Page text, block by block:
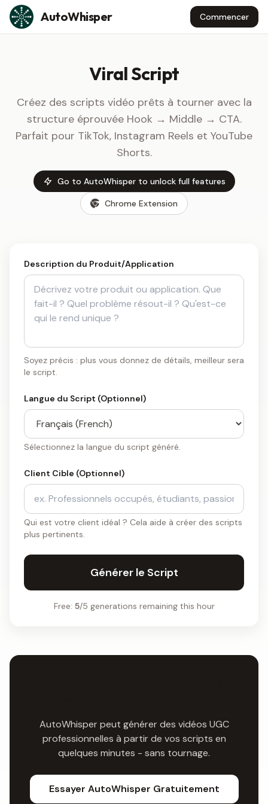
Skip to content
AutoWhisper Commencer
Viral Script
Créez des scripts vidéo prêts à tourner avec la
structure éprouvée Hook → Middle → CTA.
Parfait pour TikTok, Instagram Reels et YouTube
Shorts.
Go to AutoWhisper to unlock full features
Chrome Extension
Description du Produit/Application
Soyez précis : plus vous donnez de détails, meilleur sera
le script.
Langue du Script (Optionnel)
Sélectionnez la langue du script généré.
Client Cible (Optionnel)
Qui est votre client idéal ? Cela aide à créer des scripts
plus pertinents.
Générer le Script
Free: 5/5 generations remaining this hour
AutoWhisper peut générer des vidéos UGC
professionnelles à partir de vos scripts en
quelques minutes - sans tournage.
Essayer AutoWhisper Gratuitement